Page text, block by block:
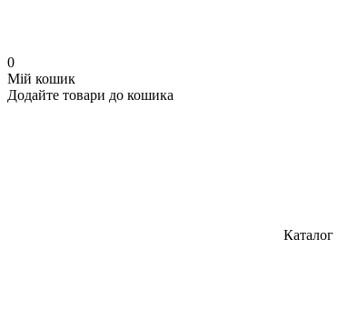
0
Мій кошик
Додайте товари до кошика
Каталог